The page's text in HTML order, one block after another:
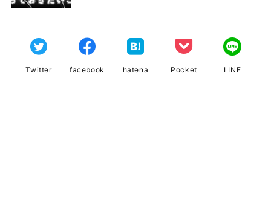
Twitter facebook hatena Pocket LINE